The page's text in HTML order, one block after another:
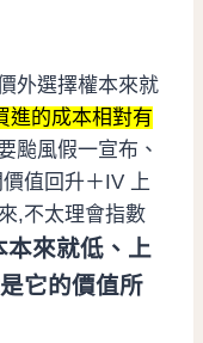
外選擇權本來就
進的成本相對有
颱風假一宣布、
值回升＋IV 上
,不太理會指數
本來就低、上
它的價值所